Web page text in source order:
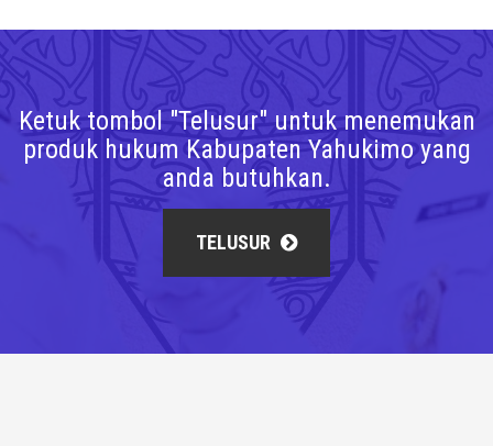
Ketuk tombol "Telusur" untuk menemukan
produk hukum Kabupaten Yahukimo yang
anda butuhkan.
TELUSUR